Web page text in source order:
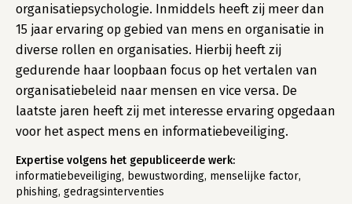
organisatiepsychologie. Inmiddels heeft zij meer dan
15 jaar ervaring op gebied van mens en organisatie in
diverse rollen en organisaties. Hierbij heeft zij
gedurende haar loopbaan focus op het vertalen van
organisatiebeleid naar mensen en vice versa. De
laatste jaren heeft zij met interesse ervaring opgedaan
voor het aspect mens en informatiebeveiliging.
Expertise volgens het gepubliceerde werk:
informatiebeveiliging, bewustwording, menselijke factor,
phishing, gedragsinterventies